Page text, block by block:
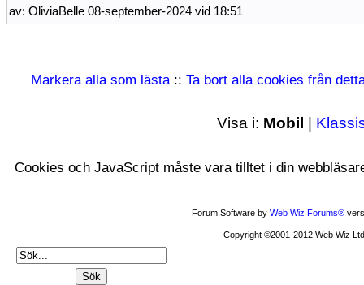
av: OliviaBelle 08-september-2024 vid 18:51
Markera alla som lästa :: Ta bort alla cookies från
Visa i: Mobil |
Cookies och JavaScript måste vara tilltet i din
Forum Software by Web Wiz Forums®
Copyright ©2001-2012 Web Wiz